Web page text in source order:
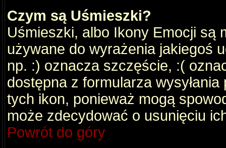
Czym są Uśmieszki?
Uśmieszki, albo Ikony Emocji są
używane do wyrażenia jakiegoś
np. :) oznacza szczęście, :(
dostępna z formularza
tych ikon, ponieważ mogą
może zdecydować o usunięciu
Powrót do góry